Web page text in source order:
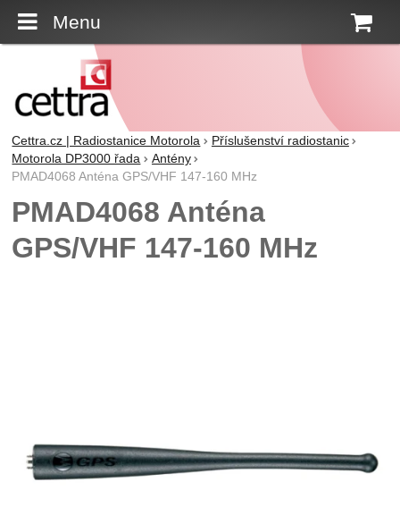
Menu
Cettra.cz | Radiostanice Motorola
Příslušenství radiostanic
Motorola DP3000 řada
Antény
PMAD4068 Anténa GPS/VHF 147-160 MHz
PMAD4068 Anténa
GPS/VHF 147-160 MHz